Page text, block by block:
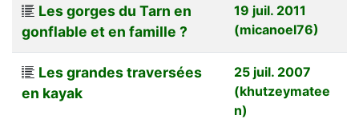
Les gorges du Tarn en
gonflable et en famille ?
19 juil. 2011
(micanoel76)
Les grandes traversées
en kayak
25 juil. 2007
(khutzeymatee
n)